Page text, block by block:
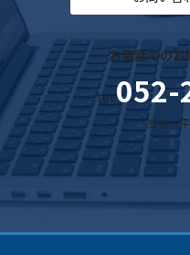
お電話でのお
tel.052-
受付：